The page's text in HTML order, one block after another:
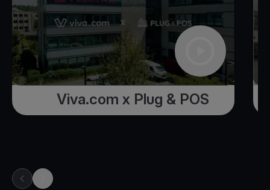
Viva.com x Plug & POS
previous item in carousel
next item in carousel